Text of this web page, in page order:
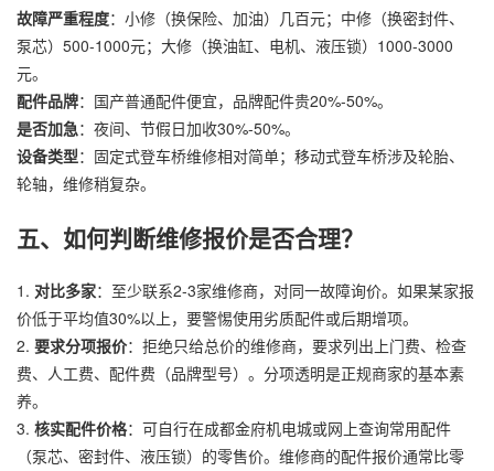
故障严重程度：小修（换保险、加油）几百元；中修（换密封件、
泵芯）500-1000元；大修（换油缸、电机、液压锁）1000-3000
元。
配件品牌：国产普通配件便宜，品牌配件贵20%-50%。
是否加急：夜间、节假日加收30%-50%。
设备类型：固定式登车桥维修相对简单；移动式登车桥涉及轮胎、
轮轴，维修稍复杂。
五、如何判断维修报价是否合理？
1. 对比多家：至少联系2-3家维修商，对同一故障询价。如果某家报
价低于平均值30%以上，要警惕使用劣质配件或后期增项。
2. 要求分项报价：拒绝只给总价的维修商，要求列出上门费、检查
费、人工费、配件费（品牌型号）。分项透明是正规商家的基本素
养。
3. 核实配件价格：可自行在成都金府机电城或网上查询常用配件
（泵芯、密封件、液压锁）的零售价。维修商的配件报价通常比零